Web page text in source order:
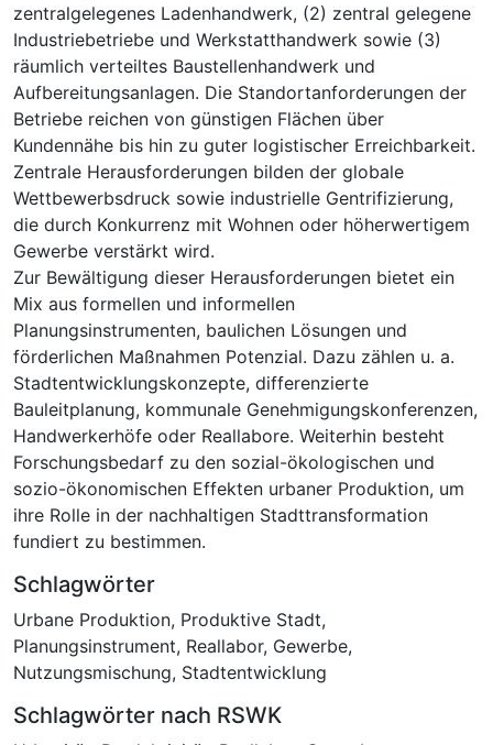
zentralgelegenes Ladenhandwerk, (2) zentral gelegene
Industriebetriebe und Werkstatthandwerk sowie (3)
räumlich verteiltes Baustellenhandwerk und
Aufbereitungsanlagen. Die Standortanforderungen der
Betriebe reichen von günstigen Flächen über
Kundennähe bis hin zu guter logistischer Erreichbarkeit.
Zentrale Herausforderungen bilden der globale
Wettbewerbsdruck sowie industrielle Gentrifizierung,
die durch Konkurrenz mit Wohnen oder höherwertigem
Gewerbe verstärkt wird.
Zur Bewältigung dieser Herausforderungen bietet ein
Mix aus formellen und informellen
Planungsinstrumenten, baulichen Lösungen und
förderlichen Maßnahmen Potenzial. Dazu zählen u. a.
Stadtentwicklungskonzepte, differenzierte
Bauleitplanung, kommunale Genehmigungskonferenzen,
Handwerkerhöfe oder Reallabore. Weiterhin besteht
Forschungsbedarf zu den sozial-ökologischen und
sozio-ökonomischen Effekten urbaner Produktion, um
ihre Rolle in der nachhaltigen Stadttransformation
fundiert zu bestimmen.
Schlagwörter
Urbane Produktion, Produktive Stadt,
Planungsinstrument, Reallabor, Gewerbe,
Nutzungsmischung, Stadtentwicklung
Schlagwörter nach RSWK